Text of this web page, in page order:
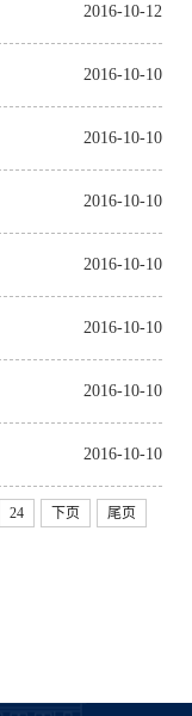
2016-10-12
2016-10-10
2016-10-10
2016-10-10
2016-10-10
2016-10-10
2016-10-10
2016-10-10
24 下页 尾页